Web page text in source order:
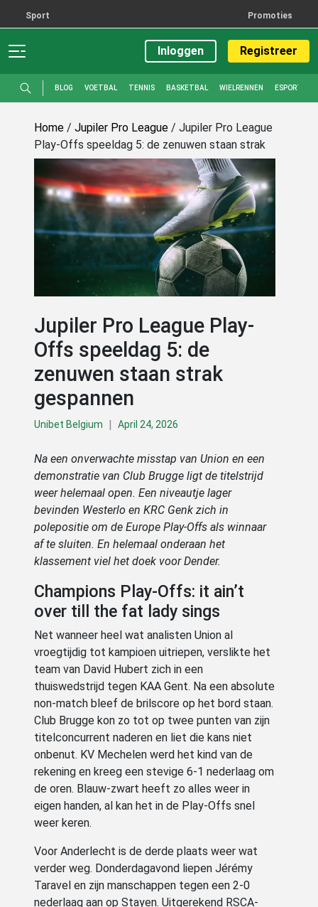
Sport Promoties
Inloggen Registreer
BLOG VOETBAL TENNIS BASKETBAL WIELRENNEN ESPORTS
Home / Jupiler Pro League / Jupiler Pro League
Play-Offs speeldag 5: de zenuwen staan strak
gespannen
Jupiler Pro League Play-
Offs speeldag 5: de
zenuwen staan strak
gespannen
Unibet Belgium | April 24, 2026
Na een onverwachte misstap van Union en een
demonstratie van Club Brugge ligt de titelstrijd
weer helemaal open. Een niveautje lager
bevinden Westerlo en KRC Genk zich in
polepositie om de Europe Play-Offs als winnaar
af te sluiten. En helemaal onderaan het
klassement viel het doek voor Dender.
Champions Play-Offs: it ain’t
over till the fat lady sings
Net wanneer heel wat analisten Union al
vroegtijdig tot kampioen uitriepen, verslikte het
team van David Hubert zich in een
thuiswedstrijd tegen KAA Gent. Na een absolute
non-match bleef de brilscore op het bord staan.
Club Brugge kon zo tot op twee punten van zijn
titelconcurrent naderen en liet die kans niet
onbenut. KV Mechelen werd het kind van de
rekening en kreeg een stevige 6-1 nederlaag om
de oren. Blauw-zwart heeft zo alles weer in
eigen handen, al kan het in de Play-Offs snel
weer keren.
Voor Anderlecht is de derde plaats weer wat
verder weg. Donderdagavond liepen Jérémy
Taravel en zijn manschappen tegen een 2-0
nederlaag aan op Stayen. Uitgerekend RSCA-